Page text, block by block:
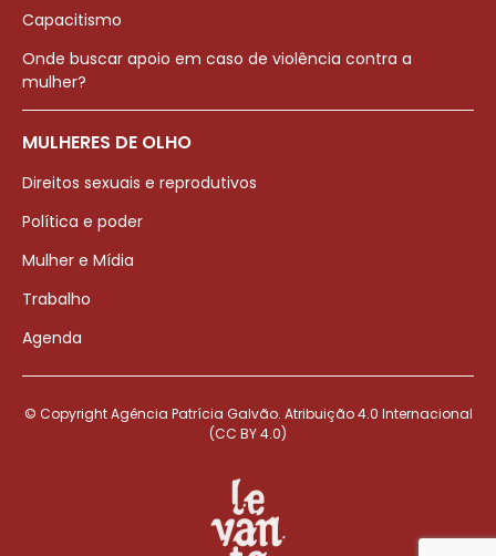
Capacitismo
Onde buscar apoio em caso de violência contra a
mulher?
MULHERES DE OLHO
Direitos sexuais e reprodutivos
Política e poder
Mulher e Mídia
Trabalho
Agenda
© Copyright Agência Patrícia Galvão. Atribuição 4.0 Internacional
(CC BY 4.0)